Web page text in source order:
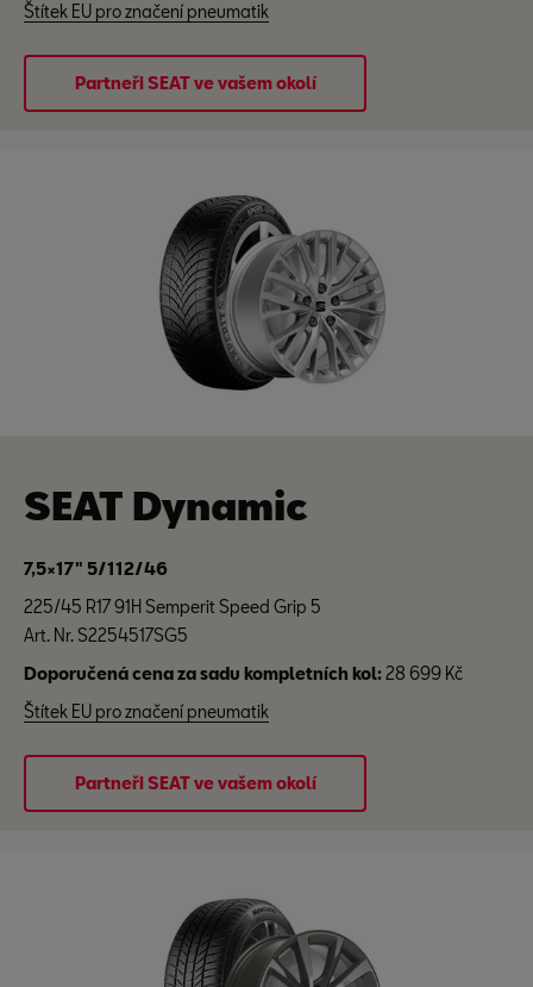
Štítek EU pro značení pneumatik
Partneři SEAT ve vašem okolí
SEAT Dynamic
7,5×17" 5/112/46
225/45 R17 91H Semperit Speed Grip 5
Art. Nr. S2254517SG5
Doporučená cena za sadu kompletních kol:28 699 Kč
Štítek EU pro značení pneumatik
Partneři SEAT ve vašem okolí